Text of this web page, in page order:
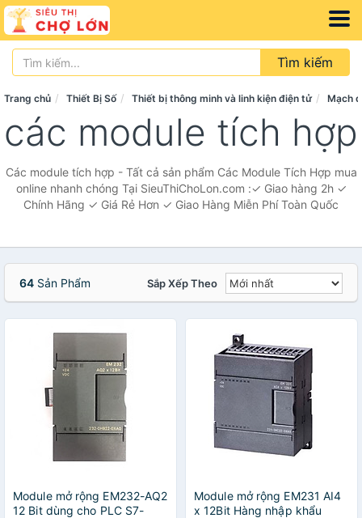
Tìm kiếm
Trang chủ Thiết Bị Số Thiết bị thông minh và linh kiện điện tử Mạch
các module tích hợp
Các module tích hợp - Tất cả sản phẩm Các Module Tích Hợp mua
online nhanh chóng Tại SieuThiChoLon.com :✓ Giao hàng 2h ✓
Chính Hãng ✓ Giá Rẻ Hơn ✓ Giao Hàng Miễn Phí Toàn Quốc
64 Sản Phẩm Sắp Xếp Theo
Module mở rộng EM232-AQ2
12 Bit dùng cho PLC S7-
Module mở rộng EM231 AI4
x 12Bit Hàng nhập khẩu